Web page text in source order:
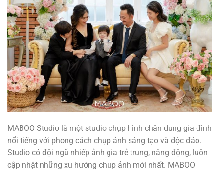
MABOO Studio là một studio chụp hình chân dung gia đình
nổi tiếng với phong cách chụp ảnh sáng tạo và độc đáo.
Studio có đội ngũ nhiếp ảnh gia trẻ trung, năng động, luôn
cập nhật những xu hướng chụp ảnh mới nhất. MABOO